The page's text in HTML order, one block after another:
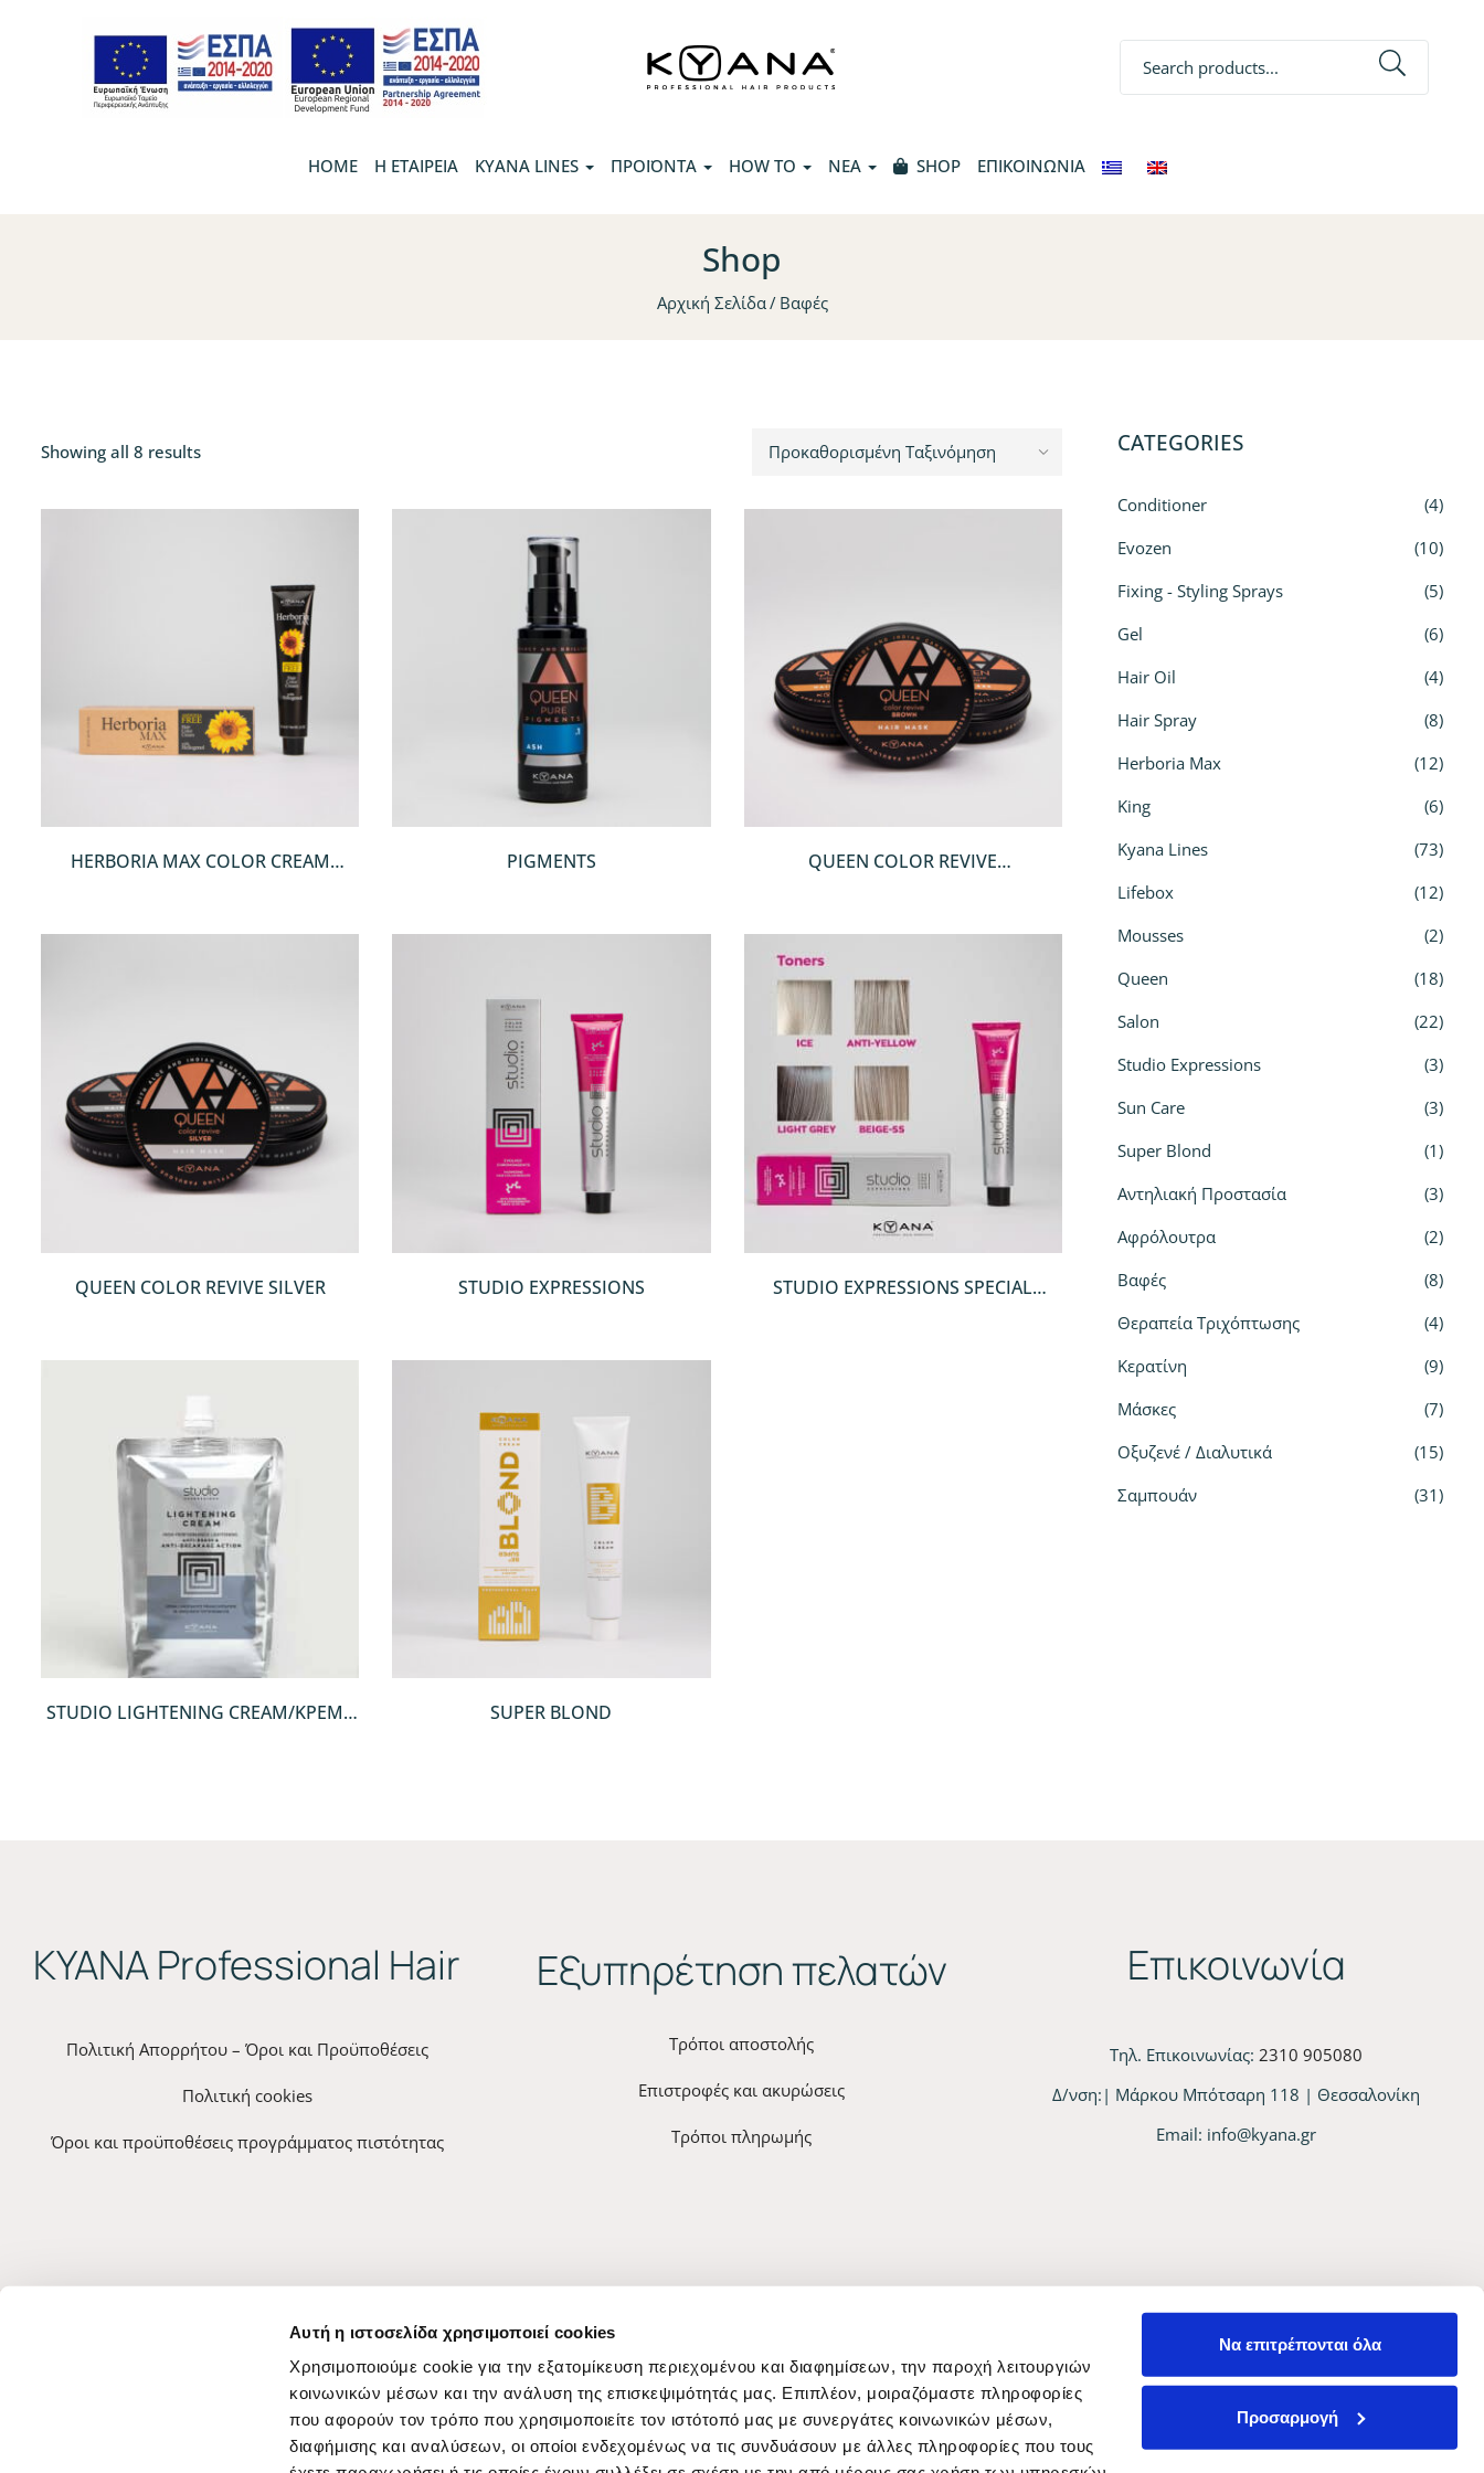
Αυτή η ιστοσελίδα χρησιμοποιεί cookies
Χρησιμοποιούμε cookie για την εξατομίκευση περιεχομένου και διαφημίσεων, την παροχή λειτουργιών
κοινωνικών μέσων και την ανάλυση της επισκεψιμότητάς μας. Επιπλέον, μοιραζόμαστε πληροφορίες
που αφορούν τον τρόπο που χρησιμοποιείτε τον ιστότοπό μας με συνεργάτες κοινωνικών μέσων,
διαφήμισης και αναλύσεων, οι οποίοι ενδεχομένως να τις συνδυάσουν με άλλες πληροφορίες που τους
Να επιτρέπονται όλα
Προσαρμογή
HOME Η ΕΤΑΙΡΕΙΑ KYANA LINES ΠΡΟΪΟΝΤΑ HOW TO ΝΕΑ SHOP ΕΠΙΚΟΙΝΩΝΙΑ
Shop
Αρχική Σελίδα Βαφές
Showing all 8 results
HERBORIA MAX COLOR CREAM
QUICKVIEW
PIGMENTS
QUEEN COLOR REVIVE
QUEEN COLOR REVIVE SILVER STUDIO EXPRESSIONS
QUICKVIEW
STUDIO EXPRESSIONS SPECIAL
QUICKVIEW
STUDIO LIGHTENING CREAM/ΚΡΕΜΑ
SUPER BLOND
CATEGORIES
Conditioner
4
Evozen
10
Fixing - Styling Sprays
5
Gel
6
Hair Oil
4
Hair Spray
8
Herboria Max
12
King
6
Kyana Lines
73
Lifebox
12
Mousses
2
Queen
18
Salon
22
Studio Expressions
3
Sun Care
3
Super Blond
1
Αντηλιακή Προστασία
3
Αφρόλουτρα
2
Βαφές
8
Θεραπεία Τριχόπτωσης
4
Κερατίνη
9
Μάσκες
7
Οξυζενέ / Διαλυτικά
15
Σαμπουάν
31
ΚYANA Professional Hair
Πολιτική Απορρήτου – Όροι και Προϋποθέσεις
Πολιτική cookies
Όροι και προϋποθέσεις προγράμματος πιστότητας
Εξυπηρέτηση πελατών
Τρόποι αποστολής
Επιστροφές και ακυρώσεις
Τρόποι πληρωμής
Επικοινωνία
Τηλ. Επικοινωνίας: 2310 905080
Δ/νση:| Μάρκου Μπότσαρη 118 | Θεσσαλονίκη
Email: info@kyana.gr